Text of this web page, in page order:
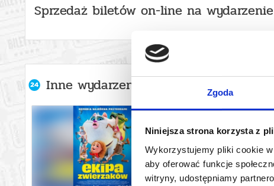
Zgoda
Niniejsza strona korzysta z
Wykorzystujemy pliki cookie
aby oferować funkcje
witryny, udostępniamy
Sprzedaż biletów on-line na
Inne wydarzenia organizatora